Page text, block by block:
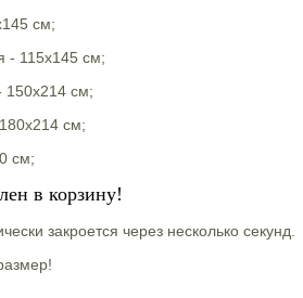
см;
- 115х145 см;
150х214 см;
см;
см;
в корзину!
закроется через несколько секунд.